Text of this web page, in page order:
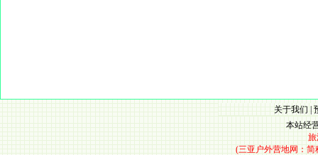
关于我们
本站经
旅
(三亚户外营地网：简